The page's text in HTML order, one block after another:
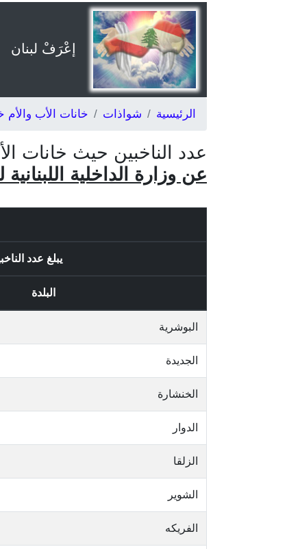
إعْرَفْ لبنان
الرئيسية شواذات خانات الأب والأم
عدد الناخبين حيث خانات
عن وزارة الداخلية اللبنانية
يبلغ عدد الناخبين
البلدة
البوشرية
الجديدة
الخنشارة
الدوار
الزلقا
الشوير
الفريكه